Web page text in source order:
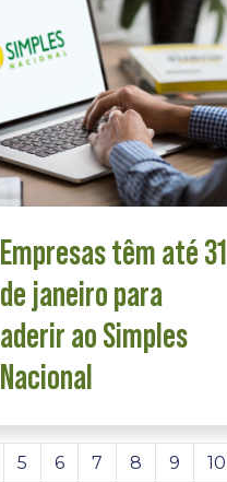
Empresas têm até 31
de janeiro para
aderir ao Simples
Nacional
5 6 7 8 9 10